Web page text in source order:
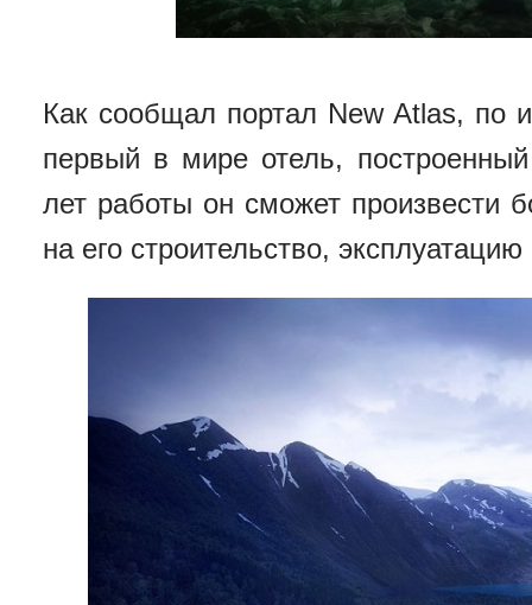
Как сообщал портал New Atlas, по
первый в мире отель,
лет работы он сможет произвести
на его строительство, эксплуатацию